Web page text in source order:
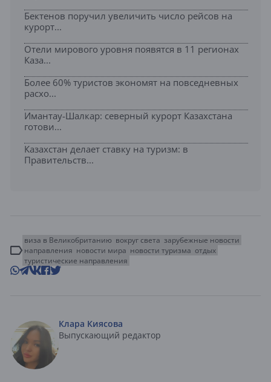
Бектенов поручил увеличить число рейсов на
курорт...
Отели мирового уровня появятся в 11 регионах
Каза...
Более 60% туристов экономят на повседневных
расхо...
Имантау-Шалкар: северный курорт Казахстана
готови...
Казахстан делает ставку на туризм: в
Правительств...
виза в Великобританию вокруг света зарубежные новости
направления новости мира новости туризма отдых
туристические направления
Клара Киясова
Выпускающий редактор